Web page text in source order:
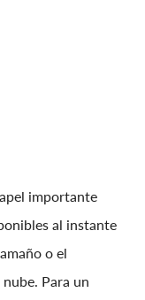
importante
al instante
o el
Para un